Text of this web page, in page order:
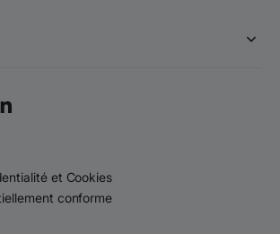
et Cookies
conforme